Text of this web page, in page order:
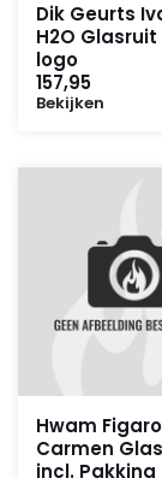
Dik Geurts
H2O
logo
157,95
Bekijken
Hwam
Carmen
incl. Pakking